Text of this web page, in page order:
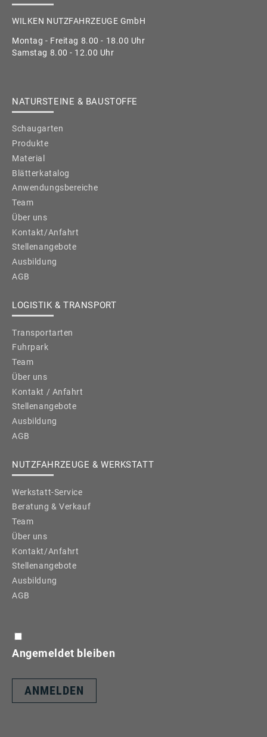
WILKEN NUTZFAHRZEUGE GmbH
Montag - Freitag 8.00 - 18.00 Uhr
Samstag 8.00 - 12.00 Uhr
NATURSTEINE & BAUSTOFFE
Schaugarten
Produkte
Material
Blätterkatalog
Anwendungsbereiche
Team
Über uns
Kontakt/Anfahrt
Stellenangebote
Ausbildung
AGB
LOGISTIK & TRANSPORT
Transportarten
Fuhrpark
Team
Über uns
Kontakt / Anfahrt
Stellenangebote
Ausbildung
AGB
NUTZFAHRZEUGE & WERKSTATT
Werkstatt-Service
Beratung & Verkauf
Team
Über uns
Kontakt/Anfahrt
Stellenangebote
Ausbildung
AGB
Angemeldet bleiben